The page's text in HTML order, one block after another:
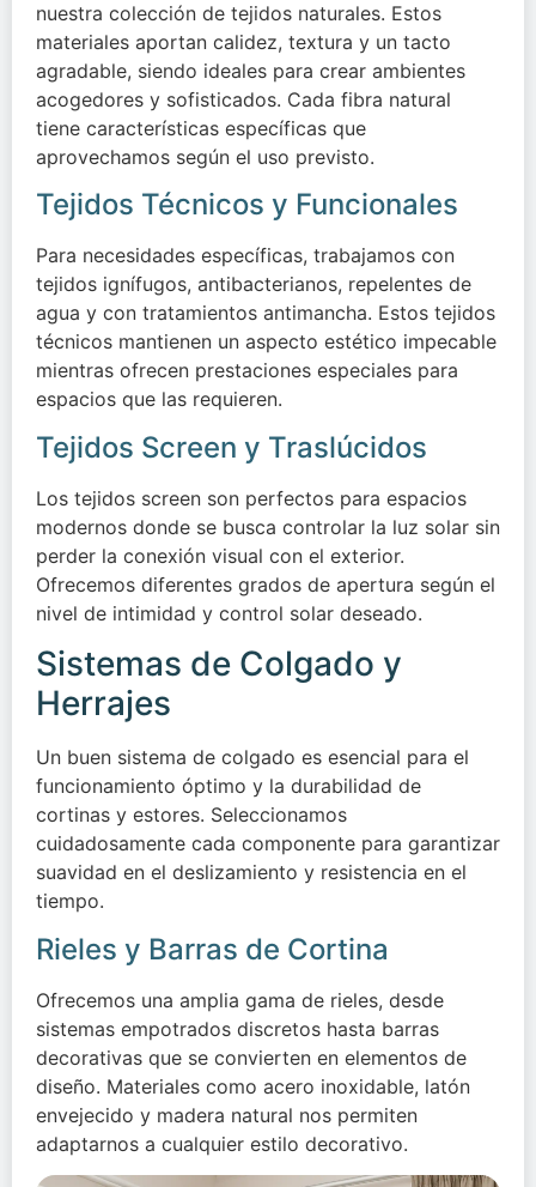
nuestra colección de tejidos naturales. Estos
materiales aportan calidez, textura y un tacto
agradable, siendo ideales para crear ambientes
acogedores y sofisticados. Cada fibra natural
tiene características específicas que
aprovechamos según el uso previsto.
Tejidos Técnicos y Funcionales
Para necesidades específicas, trabajamos con
tejidos ignífugos, antibacterianos, repelentes de
agua y con tratamientos antimancha. Estos tejidos
técnicos mantienen un aspecto estético impecable
mientras ofrecen prestaciones especiales para
espacios que las requieren.
Tejidos Screen y Traslúcidos
Los tejidos screen son perfectos para espacios
modernos donde se busca controlar la luz solar sin
perder la conexión visual con el exterior.
Ofrecemos diferentes grados de apertura según el
nivel de intimidad y control solar deseado.
Sistemas de Colgado y
Herrajes
Un buen sistema de colgado es esencial para el
funcionamiento óptimo y la durabilidad de
cortinas y estores. Seleccionamos
cuidadosamente cada componente para garantizar
suavidad en el deslizamiento y resistencia en el
tiempo.
Rieles y Barras de Cortina
Ofrecemos una amplia gama de rieles, desde
sistemas empotrados discretos hasta barras
decorativas que se convierten en elementos de
diseño. Materiales como acero inoxidable, latón
envejecido y madera natural nos permiten
adaptarnos a cualquier estilo decorativo.